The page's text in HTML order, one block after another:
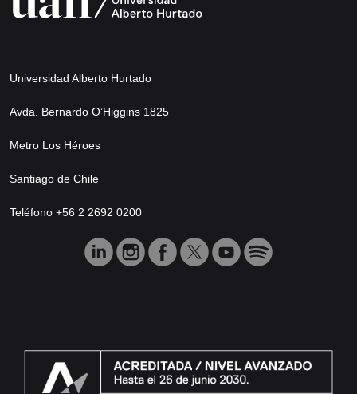
Universidad Alberto Hurtado
Avda. Bernardo O’Higgins 1825
Metro Los Héroes
Santiago de Chile
Teléfono +56 2 2692 0200